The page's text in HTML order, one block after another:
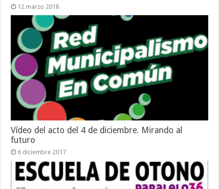
12 marzo 2018
Vídeo del acto del 4 de diciembre. Mirando al
futuro
6 diciembre 2017